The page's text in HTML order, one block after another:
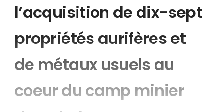
l’acquisition de dix-sept
propriétés aurifères et
de métaux usuels au
coeur du camp minier